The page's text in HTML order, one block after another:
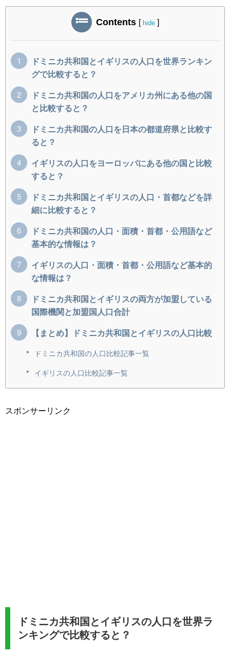
Contents [ hide ]
ドミニカ共和国とイギリスの人口を世界ランキン
グで比較すると？
ドミニカ共和国の人口をアメリカ州にある他の国
と比較すると？
ドミニカ共和国の人口を日本の都道府県と比較す
ると？
イギリスの人口をヨーロッパにある他の国と比較
すると？
ドミニカ共和国とイギリスの人口・首都などを詳
細に比較すると？
ドミニカ共和国の人口・面積・首都・公用語など
基本的な情報は？
イギリスの人口・面積・首都・公用語など基本的
な情報は？
ドミニカ共和国とイギリスの両方が加盟している
国際機関と加盟国人口合計
【まとめ】ドミニカ共和国とイギリスの人口比較
ドミニカ共和国の人口比較記事一覧
イギリスの人口比較記事一覧
スポンサーリンク
ドミニカ共和国とイギリスの人口を世界ラ
ンキングで比較すると？